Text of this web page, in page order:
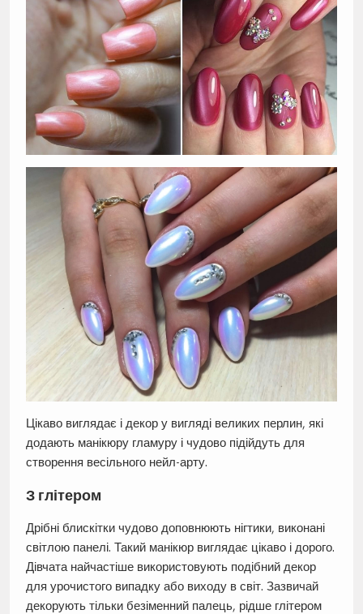
Цікаво виглядає і декор у вигляді великих перлин, які
додають манікюру гламуру і чудово підійдуть для
створення весільного нейл-арту.
З глітером
Дрібні блискітки чудово доповнюють нігтики, виконані
світлою панелі. Такий манікюр виглядає цікаво і дорого.
Дівчата найчастіше використовують подібний декор
для урочистого випадку або виходу в світ. Зазвичай
декорують тільки безіменний палець, рідше глітером